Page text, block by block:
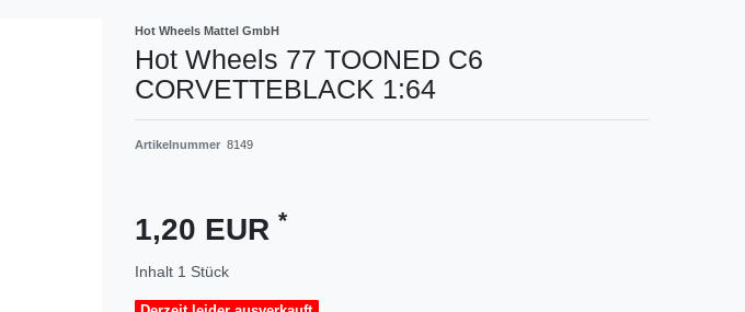
Hot Wheels Mattel GmbH
Hot Wheels 77 TOONED C6
CORVETTEBLACK 1:64
Artikelnummer 8149
1,20 EUR *
Inhalt 1 Stück